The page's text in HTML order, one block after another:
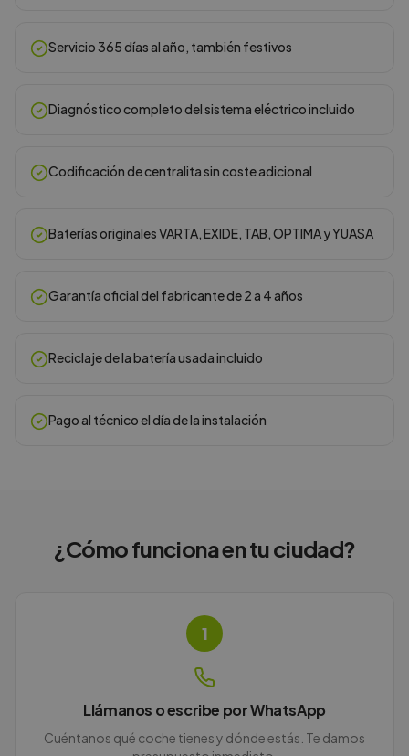
Servicio 365 días al año, también festivos
Diagnóstico completo del sistema eléctrico incluido
Codificación de centralita sin coste adicional
Baterías originales VARTA, EXIDE, TAB, OPTIMA y YUASA
Garantía oficial del fabricante de 2 a 4 años
Reciclaje de la batería usada incluido
Pago al técnico el día de la instalación
¿Cómo funciona entu ciudad?
1
Llámanos o escribe por WhatsApp
Cuéntanos qué coche tienes y dónde estás. Te damos